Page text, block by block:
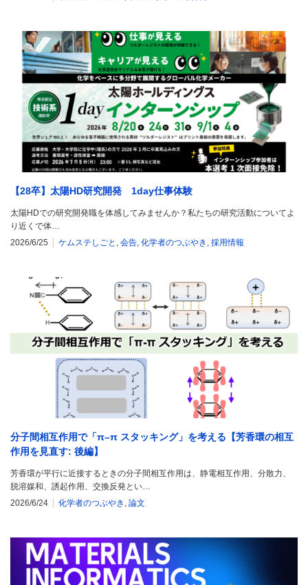
【28卒】太陽HD研究開発 1day仕事体験
太陽HDでの研究開発職を体感してみませんか？私たちの研究活動についてよ
り近くで体…
2026/6/25
ケムステしごと , 会告, 化学者のつぶやき , 採用情報
分子間相互作用で「π–π スタッキング」を考える【芳香環の相互
作用を見直す: 後編】
芳香環が平行に近接するときの分子間相互作用は、静電相互作用、分散力、
脱溶媒和、誘起作用、交換反発とい…
2026/6/24
化学者のつぶやき , 論文